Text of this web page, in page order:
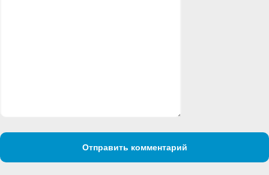
Отправить комментарий